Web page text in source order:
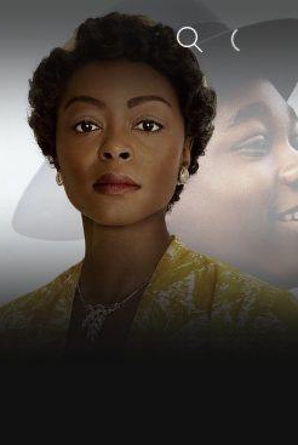
Sök